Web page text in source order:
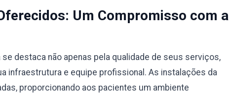
Um Compromisso com a
se destaca não apenas pela qualidade de seus serviços,
infraestrutura e equipe profissional. As instalações da
proporcionando aos pacientes um ambiente